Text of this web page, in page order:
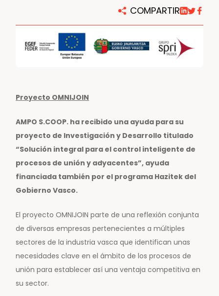
COMPARTIR
Proyecto OMNIJOIN
AMPO S.COOP. ha recibido una ayuda para su
proyecto de Investigación y Desarrollo titulado
“Solución integral para el control inteligente de
procesos de unión y adyacentes”, ayuda
financiada también por el programa Hazitek del
Gobierno Vasco.
El proyecto OMNIJOIN parte de una reflexión conjunta
de diversas empresas pertenecientes a múltiples
sectores de la industria vasca que identifican unas
necesidades clave en el ámbito de los procesos de
unión para establecer así una ventaja competitiva en
su sector.